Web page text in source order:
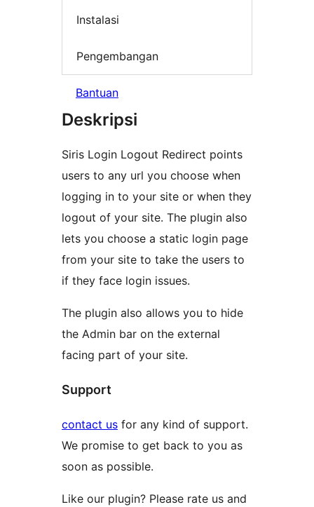
Instalasi
Pengembangan
Bantuan
Deskripsi
Siris Login Logout Redirect points
users to any url you choose when
logging in to your site or when they
logout of your site. The plugin also
lets you choose a static login page
from your site to take the users to
if they face login issues.
The plugin also allows you to hide
the Admin bar on the external
facing part of your site.
Support
contact us for any kind of support.
We promise to get back to you as
soon as possible.
Like our plugin? Please rate us and